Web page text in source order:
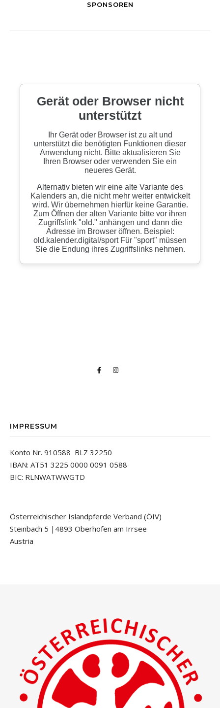
SPONSOREN
IMPRESSUM
Konto Nr. 910588 BLZ 32250
IBAN: AT51 3225 0000 0091 0588
BIC: RLNWATWWGTD
Österreichischer Islandpferde Verband (ÖIV)
Steinbach 5 |4893 Oberhofen am Irrsee
Austria